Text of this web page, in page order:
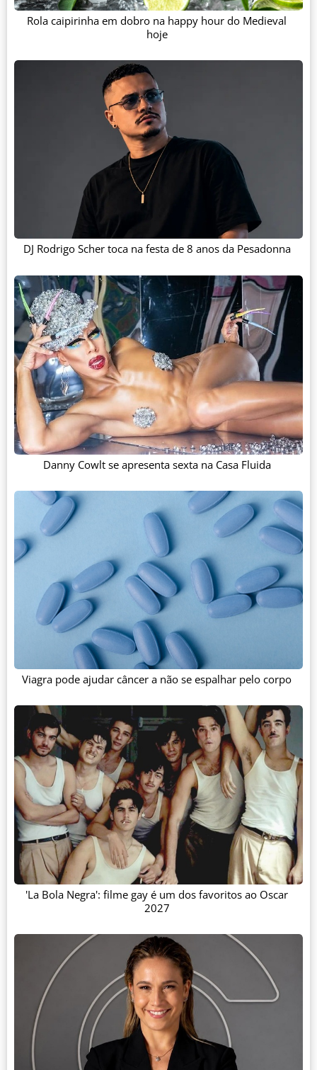
Rola caipirinha em dobro na happy hour do Medieval
hoje
DJ Rodrigo Scher toca na festa de 8 anos da Pesadonna
Danny Cowlt se apresenta sexta na Casa Fluida
Viagra pode ajudar câncer a não se espalhar pelo corpo
'La Bola Negra': filme gay é um dos favoritos ao Oscar
2027